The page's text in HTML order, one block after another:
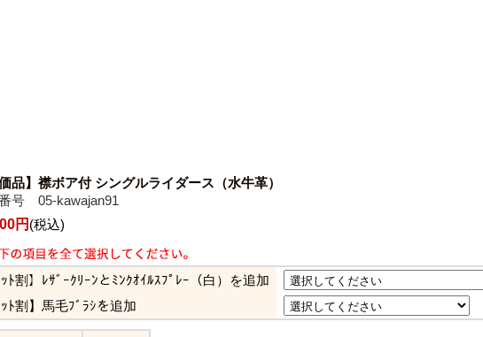
価品】襟ボア付 シングルライダース（水牛革）
号 05-kawajan91
円 (税込)
ｯﾄ割】ﾚｻﾞｰｸﾘｰﾝとﾐﾝｸｵｲﾙｽﾌﾟﾚｰ（白）を追加
ｯﾄ割】馬毛ﾌﾞﾗｼを追加